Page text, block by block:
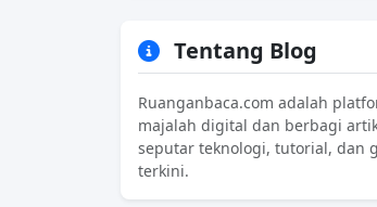
Tentang Blog
Ruanganbaca.com adalah
majalah digital dan berbagi
seputar teknologi, tutorial, dan
terkini.